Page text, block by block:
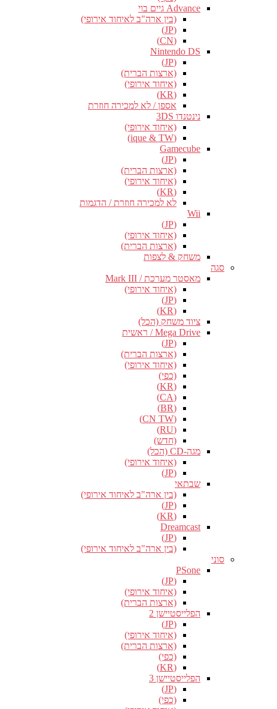
Advance גיים בוי
(בין ארה"ב לאיחוד אירופי)
(JP)
(CN)
Nintendo DS
(JP)
(ארצות הברית)
(איחוד אירופי)
(KR)
אספן / לא למכירה חוזרת
נינטנדו 3DS
(איחוד אירופי)
(ique & TW)
Gamecube
(JP)
(ארצות הברית)
(איחוד אירופי)
(KR)
לא למכירה חוזרת / הדגמות
Wii
(JP)
(איחוד אירופי)
(ארצות הברית)
משחק & לצפות
סגה
מאסטר מערכת / Mark III
(איחוד אירופי)
(JP)
(KR)
ציוד משחק (הכל)
Mega Drive / ראשית
(JP)
(ארצות הברית)
(איחוד אירופי)
(כפי)
(KR)
(CA)
(BR)
(CN TW)
(RU)
(חדש)
מגה-CD (הכל)
(איחוד אירופי)
(JP)
שבתאי
(בין ארה"ב לאיחוד אירופי)
(JP)
(KR)
Dreamcast
(JP)
(בין ארה"ב לאיחוד אירופי)
סוני
PSone
(JP)
(איחוד אירופי)
(ארצות הברית)
הפלייסטיישן 2
(JP)
(איחוד אירופי)
(ארצות הברית)
(כפי)
(KR)
הפלייסטיישן 3
(JP)
(כפי)